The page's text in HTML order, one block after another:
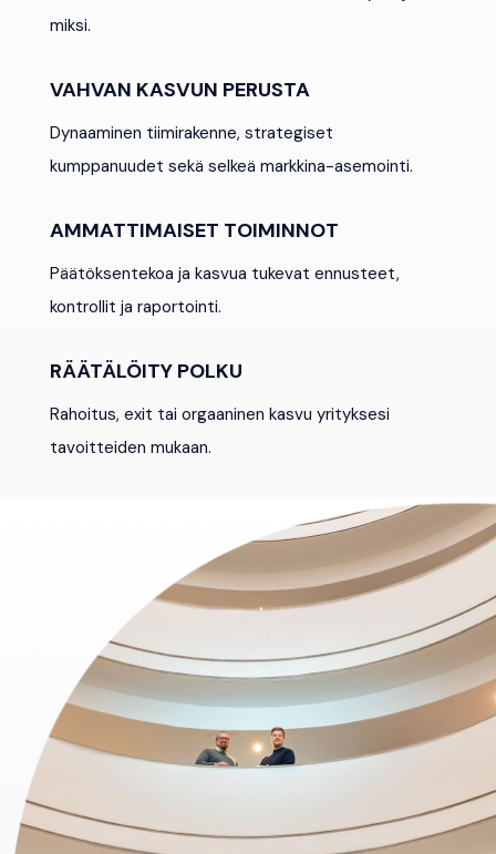
miksi.
VAHVAN KASVUN PERUSTA
Dynaaminen tiimirakenne, strategiset
kumppanuudet sekä selkeä markkina-asemointi.
AMMATTIMAISET TOIMINNOT
Päätöksentekoa ja kasvua tukevat ennusteet,
kontrollit ja raportointi.
RÄÄTÄLÖITY POLKU
Rahoitus, exit tai orgaaninen kasvu yrityksesi
tavoitteiden mukaan.